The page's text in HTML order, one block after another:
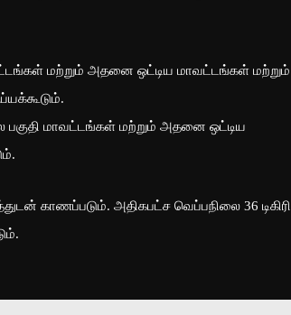
மற்றும் அதனை ஒட்டிய மாவட்டங்கள் மற்றும்
பகுதி மாவட்டங்கள் மற்றும் அதனை ஒட்டிய
காணப்படும். அதிகபட்ச வெப்பநிலை 36 டிகிரி